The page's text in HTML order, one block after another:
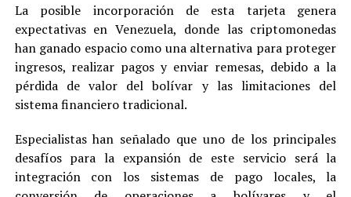
La posible incorporación de esta tarjeta genera
expectativas en Venezuela, donde las criptomonedas
han ganado espacio como una alternativa para proteger
ingresos, realizar pagos y enviar remesas, debido a la
pérdida de valor del bolívar y las limitaciones del
sistema financiero tradicional.
Especialistas han señalado que uno de los principales
desafíos para la expansión de este servicio será la
integración con los sistemas de pago locales, la